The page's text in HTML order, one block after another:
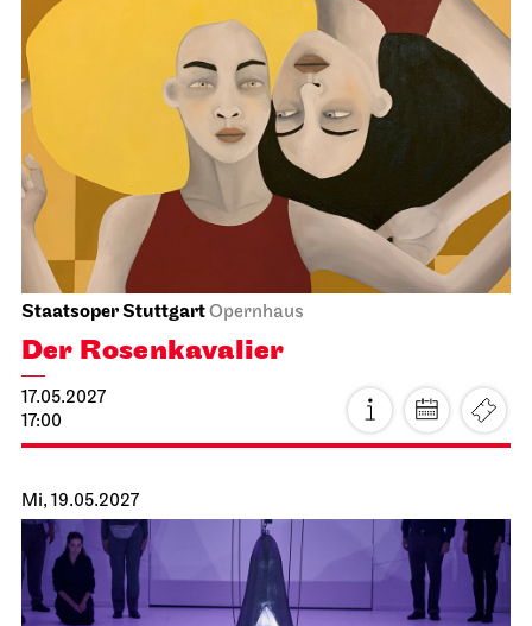
Stuttgarter Ballett
Schauspielhaus
Ballettabend
CREATIONS XVI – XIX
25.04.2027
17:00